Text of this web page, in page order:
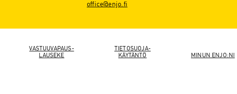
office@enjo.fi
VASTUUVAPAUS-
LAUSEKE
TIETOSUOJA-
KÄYTÄNTÖ
MINUN ENJO:NI